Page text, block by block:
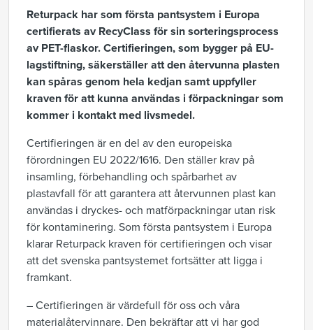
Returpack har som första pantsystem i Europa
certifierats av RecyClass för sin sorteringsprocess
av PET-flaskor. Certifieringen, som bygger på EU-
lagstiftning, säkerställer att den återvunna plasten
kan spåras genom hela kedjan samt uppfyller
kraven för att kunna användas i förpackningar som
kommer i kontakt med livsmedel.
Certifieringen är en del av den europeiska
förordningen EU 2022/1616. Den ställer krav på
insamling, förbehandling och spårbarhet av
plastavfall för att garantera att återvunnen plast kan
användas i dryckes- och matförpackningar utan risk
för kontaminering. Som första pantsystem i Europa
klarar Returpack kraven för certifieringen och visar
att det svenska pantsystemet fortsätter att ligga i
framkant.
– Certifieringen är värdefull för oss och våra
materialåtervinnare. Den bekräftar att vi har god